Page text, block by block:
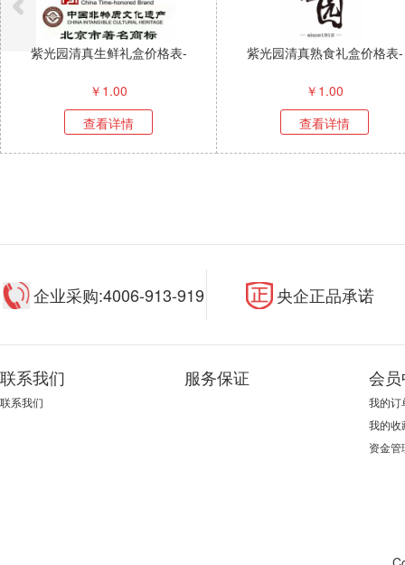
紫光园清真生鲜礼盒价格表-
￥ 1.00
查看详情
紫光园清真熟食礼盒价格表-
￥ 1.00
查看详情
企业采购:4006-913-919 央企正品承诺
联系我们
联系我们
服务保证 会
我的订
我的收
资金管